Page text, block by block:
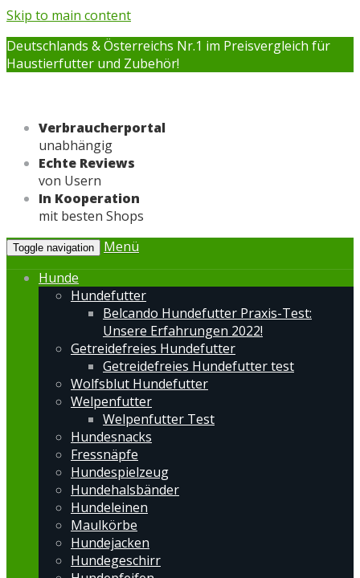
Skip to main content
Deutschlands & Österreichs Nr.1 im Preisvergleich für
Haustierfutter und Zubehör!
Verbraucherportal
unabhängig
Echte Reviews
von Usern
In Kooperation
mit besten Shops
Toggle navigation
Menü
Hunde
Hundefutter
Belcando Hundefutter Praxis-Test:
Unsere Erfahrungen 2022!
Getreidefreies Hundefutter
Getreidefreies Hundefutter test
Wolfsblut Hundefutter
Welpenfutter
Welpenfutter Test
Hundesnacks
Fressnäpfe
Hundespielzeug
Hundehalsbänder
Hundeleinen
Maulkörbe
Hundejacken
Hundegeschirr